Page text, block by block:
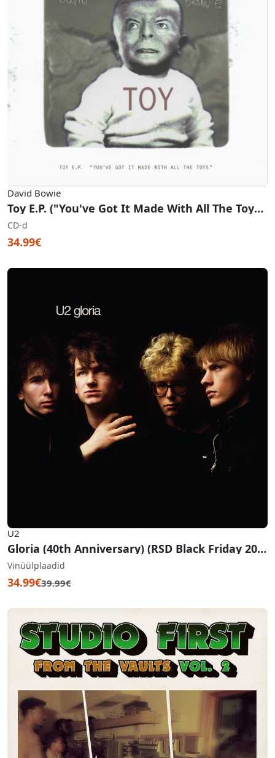
David Bowie
Toy E.P. ("You've Got It Made With All The Toys") (RSD 2022)
CD-d
34.99€
U2
Gloria (40th Anniversary) (RSD Black Friday 2021)
Vinüülplaadid
34.99€39.99€